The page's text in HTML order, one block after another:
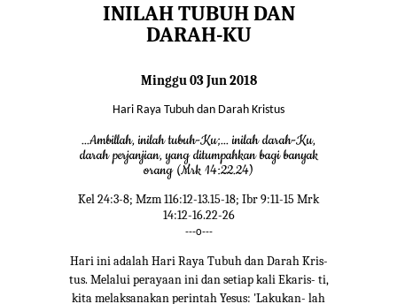
INILAH TUBUH DAN
DARAH-KU
Minggu 03 Jun 2018
Hari Raya Tubuh dan Darah Kristus
...Ambillah, inilah tubuh-Ku;... inilah darah-Ku,
darah perjanjian, yang ditumpahkan bagi banyak
orang (Mrk 14:22.24)
Kel 24:3-8; Mzm 116:12-13.15-18; Ibr 9:11-15 Mrk
14:12-16.22-26
---o---
Hari ini adalah Hari Raya Tubuh dan Darah Kris-
tus. Melalui perayaan ini dan setiap kali Ekaris- ti,
kita melaksanakan perintah Yesus: 'Lakukan- lah